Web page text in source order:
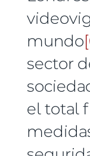
mundo
sector
el total